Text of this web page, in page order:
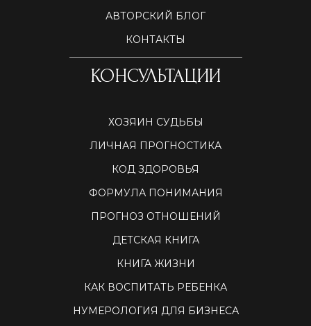
АВТОРСКИЙ БЛОГ
КОНТАКТЫ
КОНСУЛЬТАЦИИ
ХОЗЯИН СУДЬБЫ
ЛИЧНАЯ ПРОГНОСТИКА
КОД ЗДОРОВЬЯ
ФОРМУЛА ПОНИМАНИЯ
ПРОГНОЗ ОТНОШЕНИЙ
ДЕТСКАЯ КНИГА
КНИГА ЖИЗНИ
КАК ВОСПИТАТЬ РЕБЕНКА
НУМЕРОЛОГИЯ ДЛЯ БИЗНЕСА